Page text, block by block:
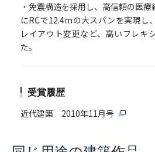
・免震構造を採用し、高信頼の医
にRCで12.4mの大スパンを実現し
レイアウト変更など、高いフレキ
た。
受賞履歴
近代建築 2010年11月号